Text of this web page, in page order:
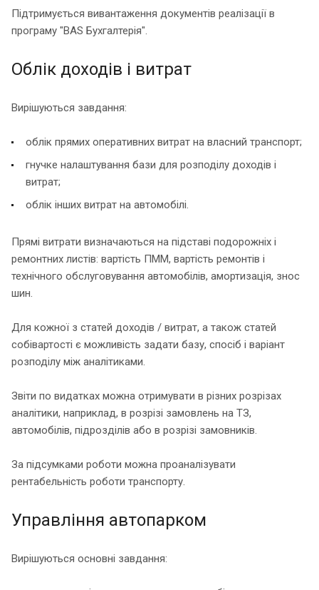
Підтримується вивантаження документів реалізації в
програму "BAS Бухгалтерія".
Облік доходів і витрат
Вирішуються завдання:
облік прямих оперативних витрат на власний транспорт;
гнучке налаштування бази для розподілу доходів і
витрат;
облік інших витрат на автомобілі.
Прямі витрати визначаються на підставі подорожніх і
ремонтних листів: вартість ПММ, вартість ремонтів і
технічного обслуговування автомобілів, амортизація, знос
шин.
Для кожної з статей доходів / витрат, а також статей
собівартості є можливість задати базу, спосіб і варіант
розподілу між аналітиками.
Звіти по видатках можна отримувати в різних розрізах
аналітики, наприклад, в розрізі замовлень на ТЗ,
автомобілів, підрозділів або в розрізі замовників.
За підсумками роботи можна проаналізувати
рентабельність роботи транспорту.
Управління автопарком
Вирішуються основні завдання: